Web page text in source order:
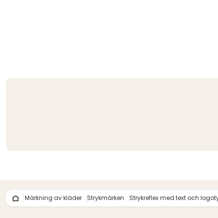
Märkning av kläder Strykmärken Strykreflex med text och